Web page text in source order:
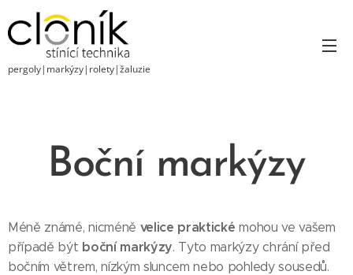
pergoly|markýzy|rolety|žaluzie
Boční markýzy
Méně známé, nicméně velice praktické mohou ve vašem
případě být boční markýzy. Tyto markýzy chrání před
bočním větrem, nízkým sluncem nebo pohledy sousedů.